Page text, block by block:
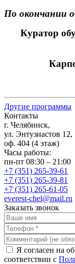
По окончании
Куратор
Другие программы
Контакты
г. Челябинск,
ул. Энтузиастов 12,
оф. 404 (4 этаж)
Часы работы:
пн-пт 08:30 – 21:00
+7 (351) 265-39-61
+7 (351) 265-39-81
+7 (351) 265-61-05
everest-chel@mail.ru
Заказать звонок
Я согласен на
соответствии с